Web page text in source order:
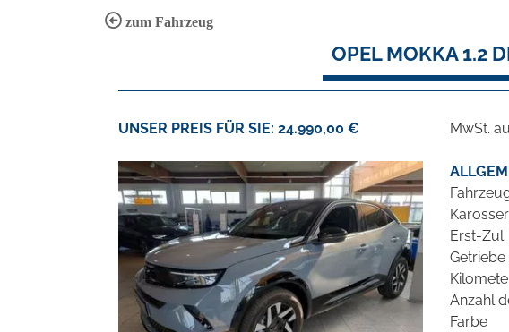
zum Fahrzeug
OPEL MOKKA 1.2
UNSER PREIS FÜR SIE: 24.990,00 € MwSt.
Erst-Zul.
Getriebe
Anzahl
Farbe